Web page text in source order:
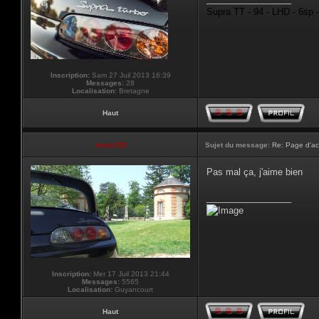
Inscription:Sam 27 Juil 2013 16:39
Messages: 28
Localisation:Bretagne
Supra TT - 94 - LHD - 6sp
Haut
vmax330 Sujet du message: Re: Page
Inscription:Mer 17 Juil 2013 21:44
Messages: 5565
Localisation: Guyancourt
Pas mal ça, j'aime bien
Haut